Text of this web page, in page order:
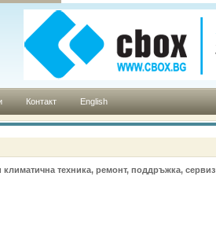
Контакт English
техника, ремонт, поддръжка, сервиз